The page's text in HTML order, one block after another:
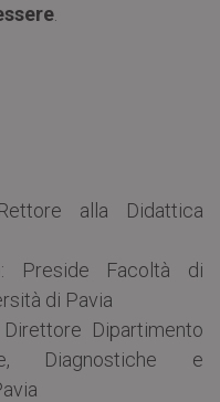
alla Didattica
Preside Facoltà di
di Pavia
Dipartimento
Diagnostiche e